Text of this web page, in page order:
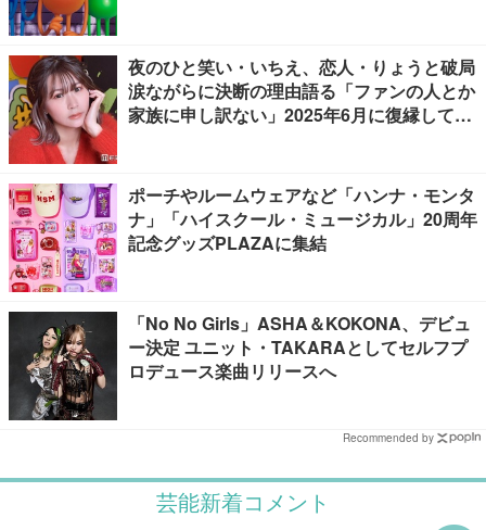
夜のひと笑い・いちえ、恋人・りょうと破局
涙ながらに決断の理由語る「ファンの人とか
家族に申し訳ない」2025年6月に復縁してい
ポーチやルームウェアなど「ハンナ・モンタ
ナ」「ハイスクール・ミュージカル」20周年
記念グッズPLAZAに集結
「No No Girls」ASHA＆KOKONA、デビュ
ー決定 ユニット・TAKARAとしてセルフプ
ロデュース楽曲リリースへ
Recommended by